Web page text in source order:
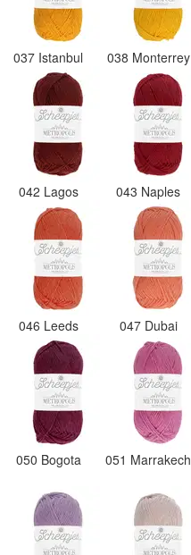
037 Istanbul 038 Monterrey
042 Lagos 043 Naples
046 Leeds 047 Dubai
050 Bogota 051 Marrakech